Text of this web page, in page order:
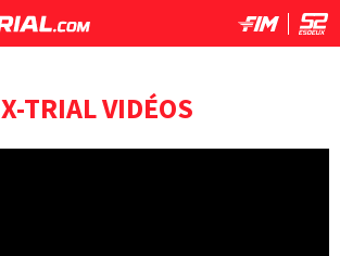
X-TRIAL VIDÉOS